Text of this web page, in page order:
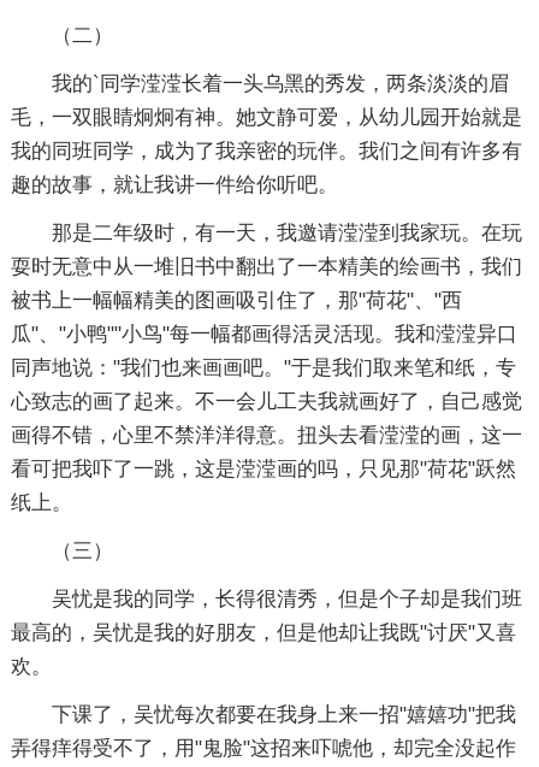
（二）
我的`同学滢滢长着一头乌黑的秀发，两条淡淡的眉
毛，一双眼睛炯炯有神。她文静可爱，从幼儿园开始就是
我的同班同学，成为了我亲密的玩伴。我们之间有许多有
趣的故事，就让我讲一件给你听吧。
那是二年级时，有一天，我邀请滢滢到我家玩。在玩
耍时无意中从一堆旧书中翻出了一本精美的绘画书，我们
被书上一幅幅精美的图画吸引住了，那"荷花"、"西
瓜"、"小鸭""小鸟"每一幅都画得活灵活现。我和滢滢异口
同声地说："我们也来画画吧。"于是我们取来笔和纸，专
心致志的画了起来。不一会儿工夫我就画好了，自己感觉
画得不错，心里不禁洋洋得意。扭头去看滢滢的画，这一
看可把我吓了一跳，这是滢滢画的吗，只见那"荷花"跃然
纸上。
（三）
吴忧是我的同学，长得很清秀，但是个子却是我们班
最高的，吴忧是我的好朋友，但是他却让我既"讨厌"又喜
欢。
下课了，吴忧每次都要在我身上来一招"嬉嬉功"把我
弄得痒得受不了，用"鬼脸"这招来吓唬他，却完全没起作